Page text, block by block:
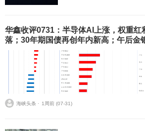
华鑫收评0731：半导体AI上涨，权重红
落；30年期国债再创年内新高；午后金
重挫创阶段新低
海峡头条 ⋅ 1周前 (07-31)